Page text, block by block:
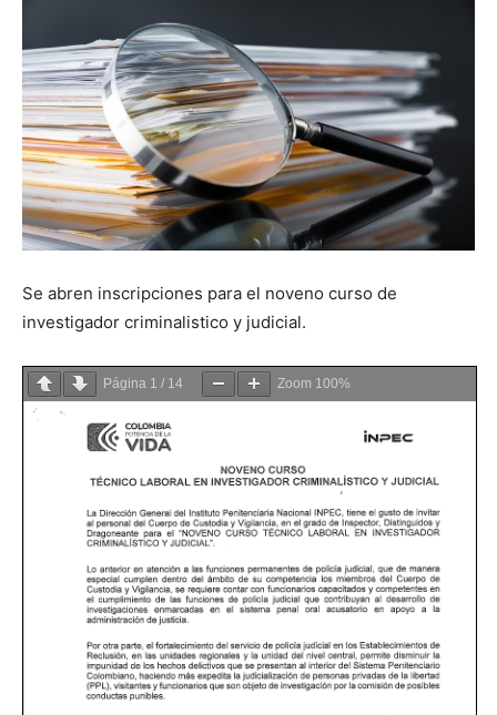
Se abren inscripciones para el noveno curso de
investigador criminalistico y judicial.
Página 1 / 14 Zoom 100%